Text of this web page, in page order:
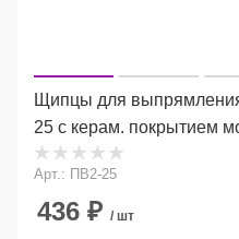
Щипцы для
25 с керам. покрытием
Арт.: ПВ2-25
436 ₽ / шт